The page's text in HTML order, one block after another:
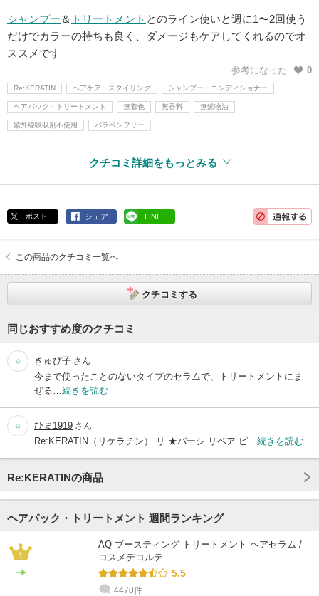
シャンプー ＆ トリートメント とのライン使いと週に1〜2回使う
だけでカラーの持ちも良く、ダメージもケアしてくれるのでオ
ススメです
参考になった 0
Re:KERATIN ヘアケア・スタイリング シャンプー・コンディショナー
ヘアパック・トリートメント 無着色 無香料 無鉱物油
紫外線吸収剤不使用 パラベンフリー
クチコミ詳細をもっとみる
ポスト シェア LINE
この商品のクチコミ一覧へ
クチコミする
同じおすすめ度のクチコミ
きゅぴ子 さん
今まで使ったことのないタイプのセラムで、トリートメントにま
ぜる… 続きを読む
ひま1919 さん
Re:KERATIN（リケラチン） リ ★バーシ リペア ピ… 続きを読む
Re:KERATINの商品
ヘアパック・トリートメント 週間ランキング
AQ ブースティング トリートメント ヘアセラム /
コスメデコルテ
5.5
4470件